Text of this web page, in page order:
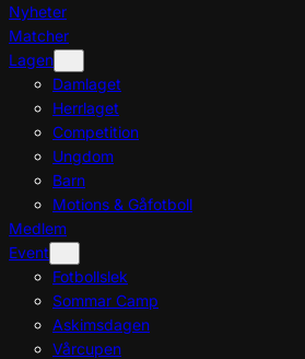
Nyheter
Matcher
Lagen
Damlaget
Herrlaget
Competition
Ungdom
Barn
Motions & Gåfotboll
Medlem
Event
Fotbollslek
Sommar Camp
Askimsdagen
Vårcupen